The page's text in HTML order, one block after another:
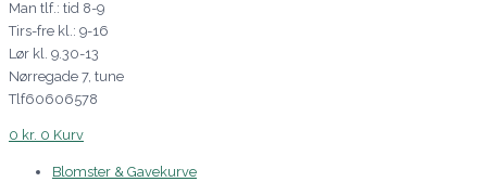
Man tlf.: tid 8-9
Tirs-fre kl.: 9-16
Lør kl. 9.30-13
Nørregade 7, tune
Tlf60606578
0 kr. 0 Kurv
Blomster & Gavekurve